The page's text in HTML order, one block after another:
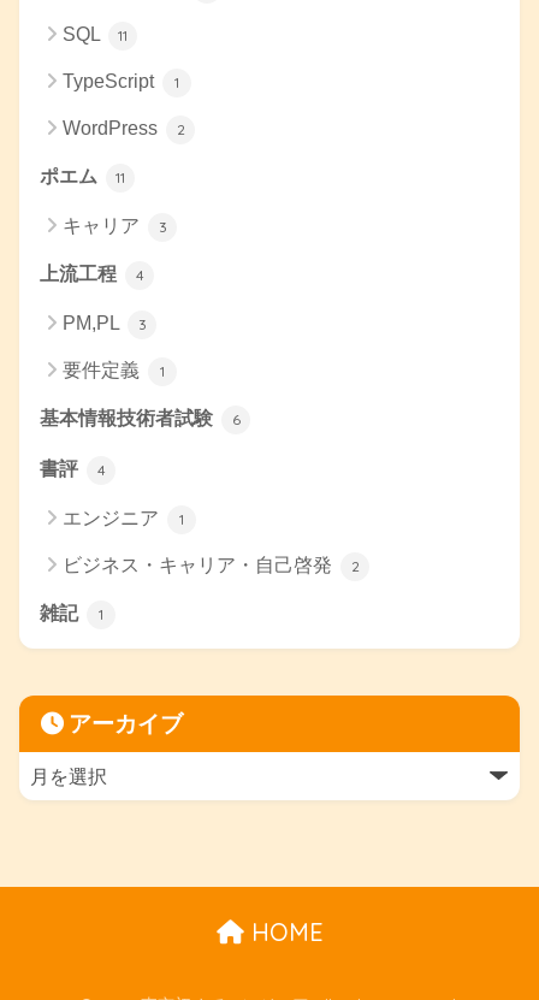
SQL 11
TypeScript 1
WordPress 2
ポエム 11
キャリア 3
上流工程 4
PM,PL 3
要件定義 1
基本情報技術者試験 6
書評 4
エンジニア 1
ビジネス・キャリア・自己啓発 2
雑記 1
アーカイブ
HOME